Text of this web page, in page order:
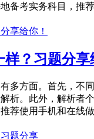
备考实务科目，
？习题分享
多方面。首先，不
析。此外，解析者
荐使用手机和在线